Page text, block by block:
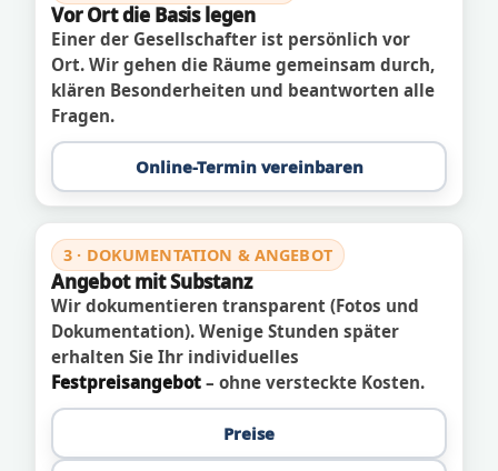
Vor Ort die Basis legen
Einer der Gesellschafter ist persönlich vor
Ort. Wir gehen die Räume gemeinsam durch,
klären Besonderheiten und beantworten alle
Fragen.
Online-Termin vereinbaren
3 · DOKUMENTATION & ANGEBOT
Angebot mit Substanz
Wir dokumentieren transparent (Fotos und
Dokumentation). Wenige Stunden später
erhalten Sie Ihr individuelles
Festpreisangebot – ohne versteckte Kosten.
Preise